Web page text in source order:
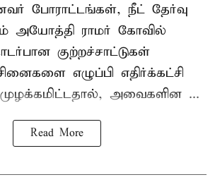
போராட்டங்கள், நீட் தேர்வு
அயோத்தி ராமர் கோவில்
குற்றச்சாட்டுகள்
எழுப்பி எதிர்க்கட்சி
அவைகளின ...
Read More